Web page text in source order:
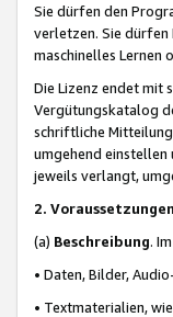
Sie dürfen den
verletzen. Sie
maschinelles Lernen
Die Lizenz endet mit
Vergütungskatalog
schriftliche Mitteilung
umgehend einstellen
jeweils verlangt,
2.
(a) Beschreibung.
• Daten, Bilder,
• Textmaterialien,